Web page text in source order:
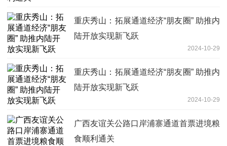
重庆秀山：拓展通道经济“朋友圈” 助推内
陆开放实现新飞跃
2024-10-29
重庆秀山：拓展通道经济“朋友圈” 助推内
陆开放实现新飞跃
2024-10-29
广西友谊关公路口岸浦寨通道首票进境粮
食顺利通关